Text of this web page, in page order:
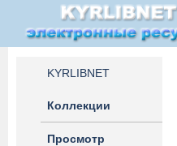
KYRLIBNET
Коллекции
Просмотр